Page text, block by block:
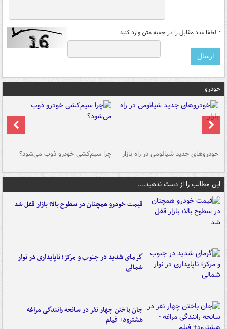
* لطفا عدد مقابل را در جعبه متن وارد کنید
خودرو
خودروهای جدید شیائومی در راه بازار چرا سیم‌کشی خودرو ذوب می‌شود؟
این مطالب را از دست ندهید....
قیمت خودرو همچنان در سطوح بالا؛ بازار قفل شد
گرمای شدید در جنوب و مرکز؛ ناپایداری در نوار
شمالی
جان باختن چهار نفر در سانحه رانندگی مراغه -
هشترود+ فیلم